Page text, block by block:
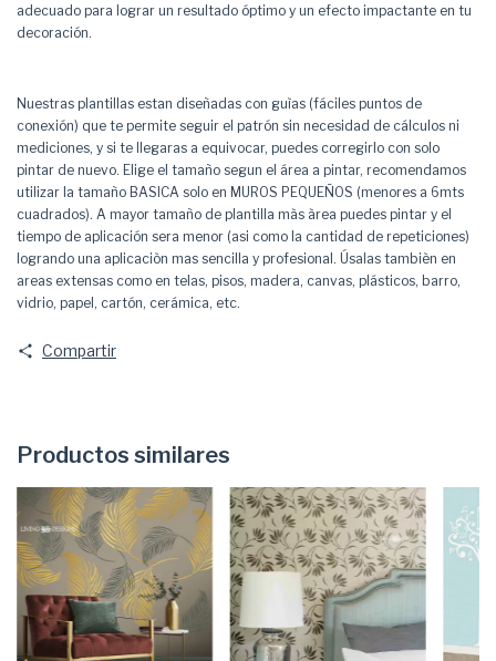
adecuado para lograr un resultado óptimo y un efecto impactante en tu
decoración.
Nuestras plantillas estan diseñadas con guìas (fáciles puntos de
conexión) que te permite seguir el patrón sin necesidad de cálculos ni
mediciones, y si te llegaras a equivocar, puedes corregirlo con solo
pintar de nuevo. Elige el tamaño segun el área a pintar, recomendamos
utilizar la tamaño BASICA solo en MUROS PEQUEÑOS (menores a 6mts
cuadrados). A mayor tamaño de plantilla màs àrea puedes pintar y el
tiempo de aplicación sera menor (asi como la cantidad de repeticiones)
logrando una aplicaciòn mas sencilla y profesional. Úsalas tambièn en
areas extensas como en telas, pisos, madera, canvas, plásticos, barro,
vidrio, papel, cartón, cerámica, etc.
Compartir
Productos similares